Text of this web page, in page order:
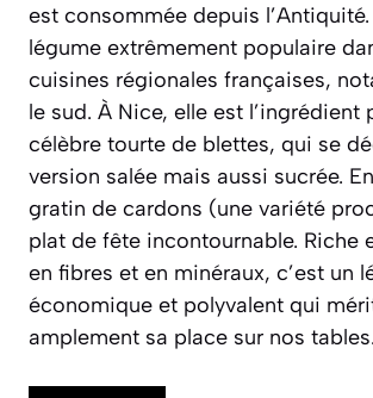
est consommée depuis l’Antiquité.
légume extrêmement populaire
cuisines régionales françaises,
le sud. À Nice, elle est l’ingrédient
célèbre tourte de blettes, qui se
version salée mais aussi sucrée.
gratin de cardons (une variété
plat de fête incontournable. Riche
en fibres et en minéraux, c’est un
économique et polyvalent qui
amplement sa place sur nos tables.